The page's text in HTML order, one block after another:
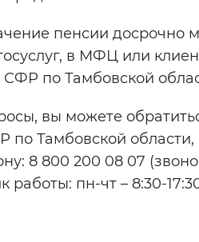
пенсии досрочно
в МФЦ или
по Тамбовской
вы можете
по Тамбовской области,
8 800 200 08 07
работы: пн-чт – 8:30-